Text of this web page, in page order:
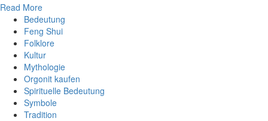
Read More
Bedeutung
Feng Shui
Folklore
Kultur
Mythologie
Orgonit kaufen
Spirituelle Bedeutung
Symbole
Tradition